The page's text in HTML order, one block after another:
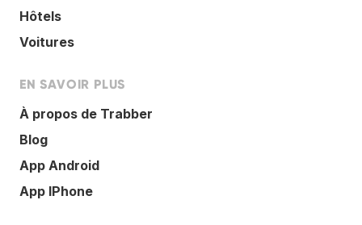
Hôtels
Voitures
EN SAVOIR PLUS
À propos de Trabber
Blog
App Android
App IPhone